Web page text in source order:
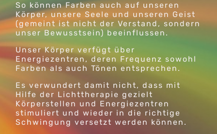
So können Farben auch auf unseren
Körper, unsere Seele und unseren Geist
(gemeint ist nicht der Verstand, sondern
unser Bewusstsein) beeinflussen.
Unser Körper verfügt über
Energiezentren, deren Frequenz sowohl
Farben als auch Tönen entsprechen.
Es verwundert damit nicht, dass mit
Hilfe der Lichttherapie gezielt
Körperstellen und Energiezentren
stimuliert und wieder in die richtige
Schwingung versetzt werden können.